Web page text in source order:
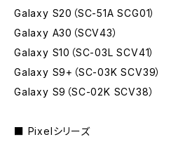
Galaxy S20（SC-51A SCG01）
Galaxy A30（SCV43）
Galaxy S10（SC-03L SCV41）
Galaxy S9+（SC-03K SCV39）
Galaxy S9（SC-02K SCV38）
■ Pixelシリーズ